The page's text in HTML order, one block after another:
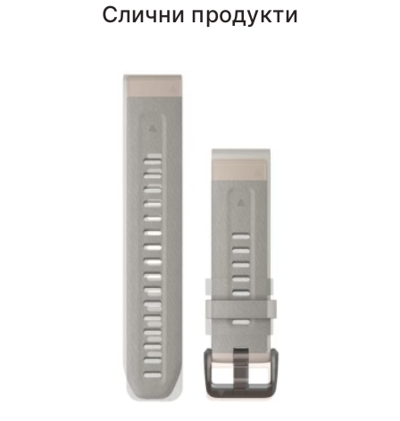
Слични продукти